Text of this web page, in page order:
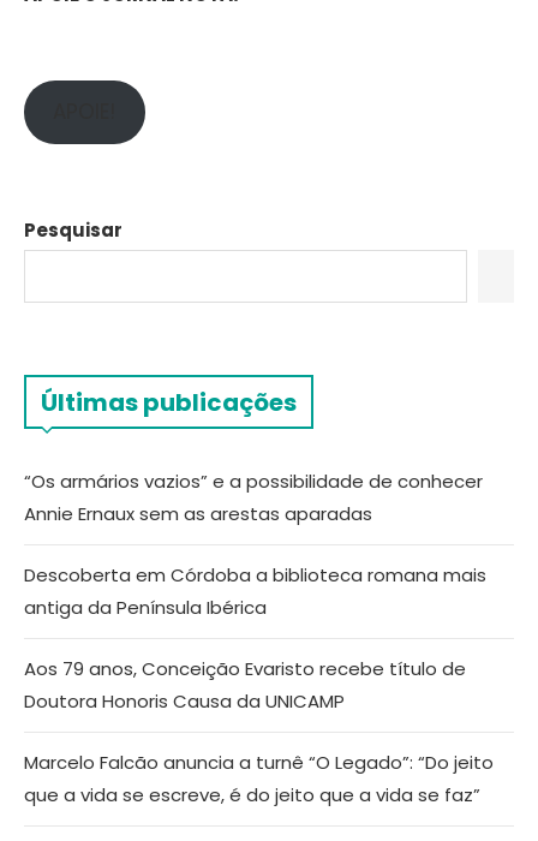
Pesquisar
Últimas publicações
“Os armários vazios” e a possibilidade de conhecer
Annie Ernaux sem as arestas aparadas
Descoberta em Córdoba a biblioteca romana mais
antiga da Península Ibérica
Aos 79 anos, Conceição Evaristo recebe título de
Doutora Honoris Causa da UNICAMP
Marcelo Falcão anuncia a turnê “O Legado”: “Do jeito
que a vida se escreve, é do jeito que a vida se faz”